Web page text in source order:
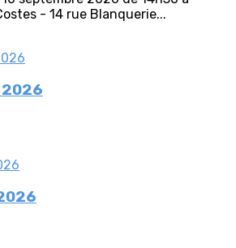
- 14 rue Blanquerie...
2026